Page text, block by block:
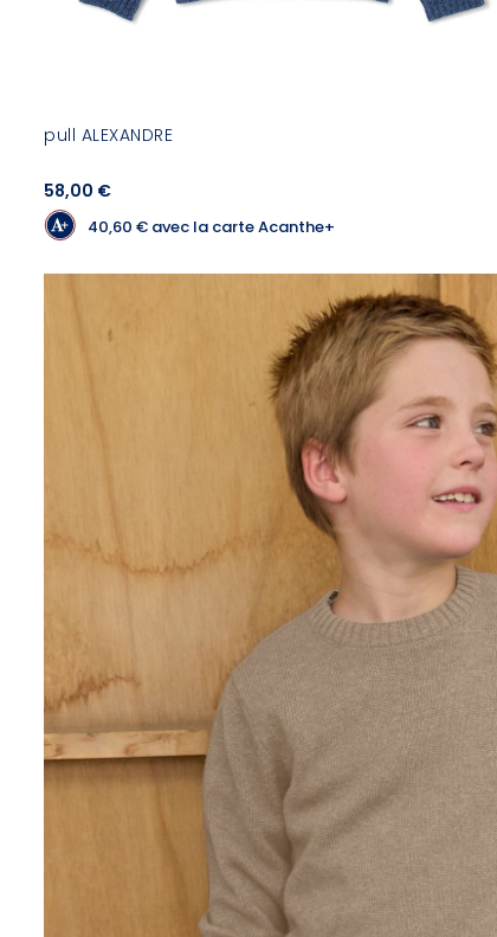
pull ALEXANDRE
58,00 €
40,60 € avec la carte Acanthe+